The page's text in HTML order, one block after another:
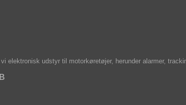
elektronisk udstyr til motorkøretøjer, herunder alarmer,